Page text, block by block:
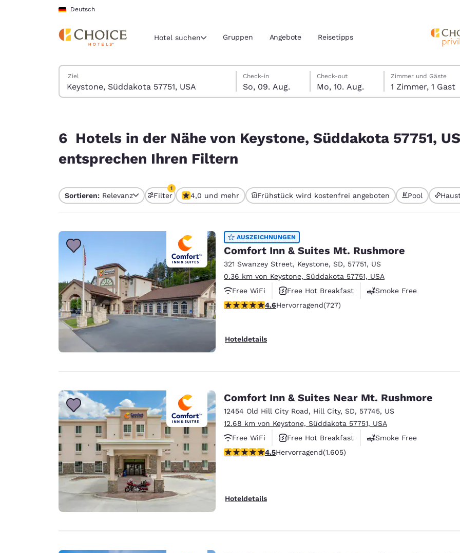
Weiter Zu Hauptinhalt
Deutsch
Aktuelle Region und Standort
Nord- und Südamerika
United States
América Latina Latin America Canada
Canada
Français
Europa
Deutschland
Deutsch
Germany
English
Spain
English
Asien-Pazifik
Australia
English
India
English
Hotel suchen Gruppen Angebote Reisetipps
Hotels suchen
Ziel
Sonntag, 9. August
Check-in
So, 09. Aug.
Montag, 10. August
Check-out
Mo, 10. Aug.
Montag, 10. August Check-out-Datum ausgewählt
Sonntag, 9. August Check-in-Datum ausgewählt
Zimmer und Gäste
1 Zimmer, 1 Gast
6 Hotels in der Nähe von Keystone, Süddakota 57751,
entsprechen Ihren Filtern
Sortieren: Relevanz Filter
1
1 Filter aktuell ausgewählt
4,0 und mehr Frühstück wird kostenfrei angeboten Pool
AUSZEICHNUNGEN
Comfort Inn & Suites Mt. Rushmore
321 Swanzey Street, Keystone, SD, 57751, US
0.36 km von Keystone, Süddakota 57751, USA
Free WiFi
Free Hot Breakfast
Smoke Free
4.56-Sterne-Bewertung. Hervorragend. 727 Bewertungen
4.6Hervorragend(727)
Hoteldetails
Comfort Inn & Suites Near Mt. Rushmore
12454 Old Hill City Road, Hill City, SD, 57745, US
12.68 km von Keystone, Süddakota 57751, USA
Free WiFi
Free Hot Breakfast
Smoke Free
4.54-Sterne-Bewertung. Hervorragend. 1605 Bewertungen
4.5Hervorragend(1.605)
Hoteldetails